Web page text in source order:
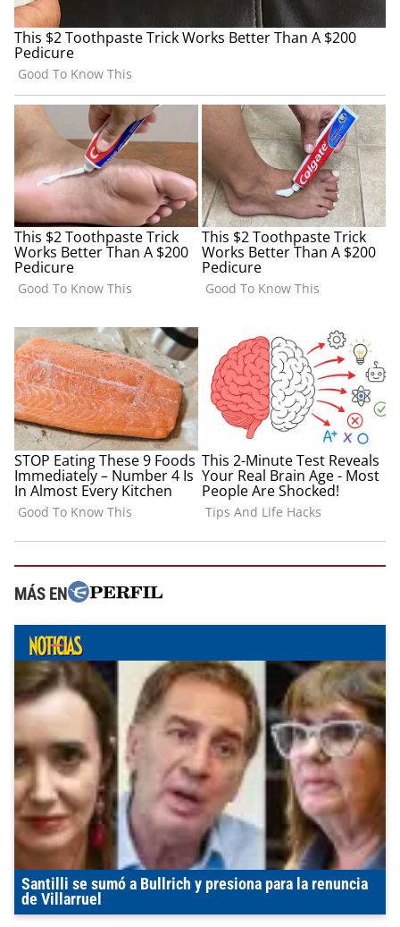
MÁS EN
Santilli se sumó a Bullrich y presiona para la renuncia
de Villarruel